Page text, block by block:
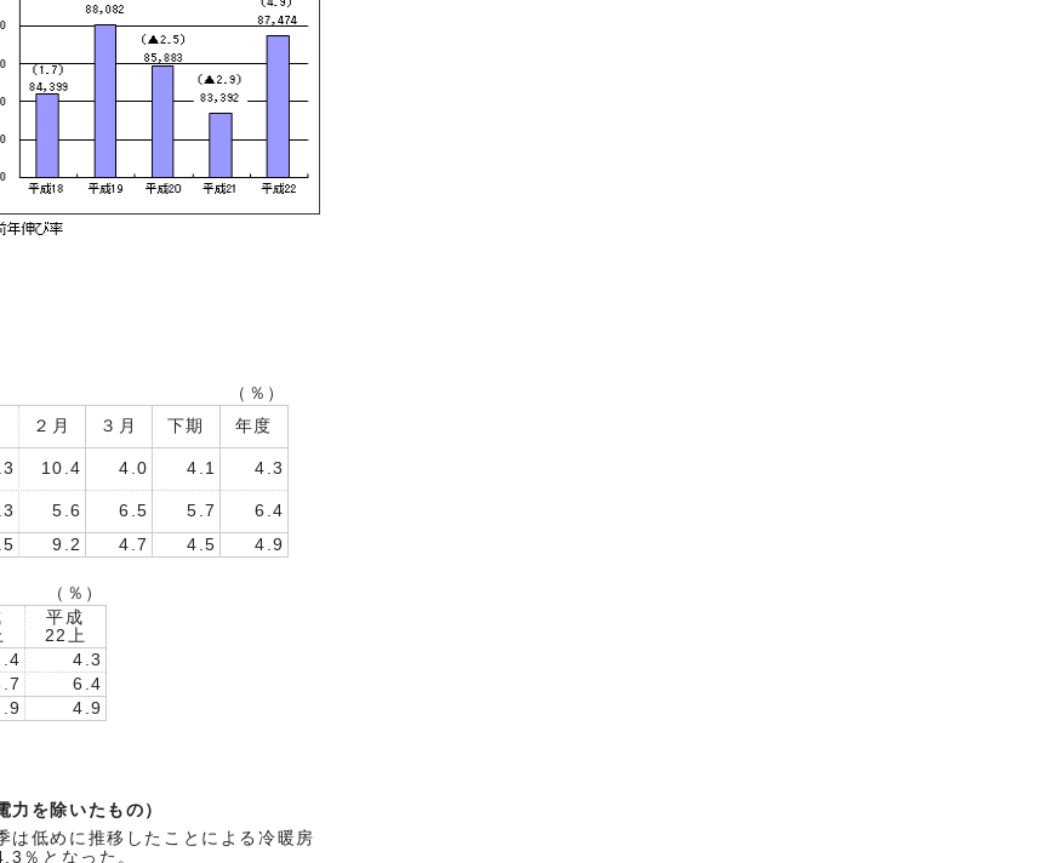
（％）
２月 ３月 下期
年度
10.4 4.0 4.1
4.3
5.6 6.5 5.7
6.4
9.2 4.7 4.5 4.9
（％）
平成
22上
4.3
6.4
4.9
を除いたもの）
は低めに推移したことによる冷暖房
％となった。